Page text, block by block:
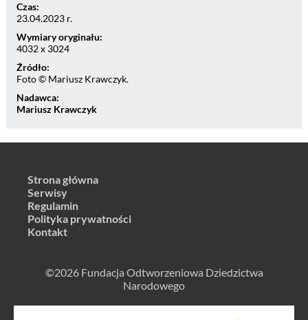
Czas:
23.04.2023 r.
Wymiary oryginału:
4032 x 3024
Źródło:
Foto © Mariusz Krawczyk.
Nadawca:
Mariusz Krawczyk
Strona główna
Serwisy
Regulamin
Polityka prywatności
Kontakt
©2026 Fundacja Odtworzeniowa Dziedzictwa
Narodowego